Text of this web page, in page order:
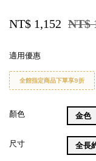
NT$ 1,152 NT$
適用優惠
全館指定商品下單享9折
顏色 金色
尺寸 全長